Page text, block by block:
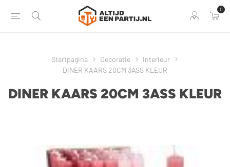
0
Startpagina Decoratie
Interieur
DINER KAARS 20CM 3ASS KLEUR
DINER KAARS 20CM 3ASS KLEUR